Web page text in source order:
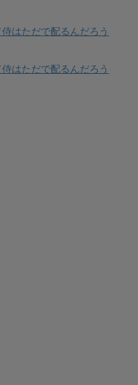
はただで配るんだろう
はただで配るんだろう